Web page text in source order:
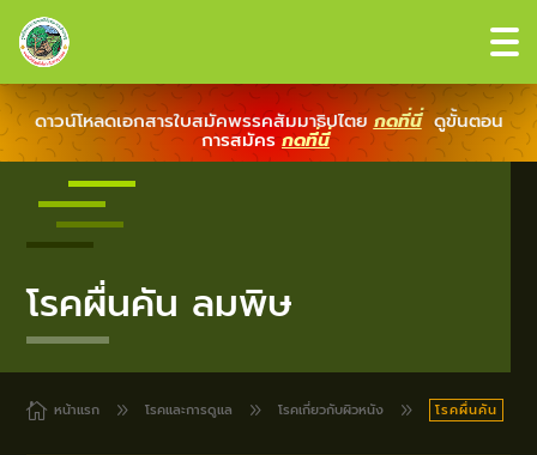
ดาวน์โหลดเอกสารใบสมัคพรรคสัมมาธิปไตย กดที่นี่ ดูขั้นตอน
การสมัครกดที่นี่
โรคผื่นคัน ลมพิษ
 หน้าแรก 9 โรคและการดูแล 9 โรคเกี่ยวกับผิวหนัง 9 โรคผื่นคัน